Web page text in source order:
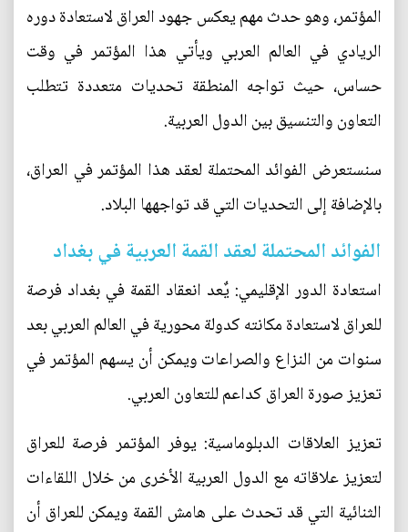
المؤتمر، وهو حدث مهم يعكس جهود العراق لاستعادة دوره
الريادي في العالم العربي ويأتي هذا المؤتمر في وقت
حساس، حيث تواجه المنطقة تحديات متعددة تتطلب
التعاون والتنسيق بين الدول العربية.
سنستعرض الفوائد المحتملة لعقد هذا المؤتمر في العراق،
بالإضافة إلى التحديات التي قد تواجهها البلاد.
الفوائد المحتملة لعقد القمة العربية في بغداد
استعادة الدور الإقليمي: يٌعد انعقاد القمة في بغداد فرصة
للعراق لاستعادة مكانته كدولة محورية في العالم العربي بعد
سنوات من النزاع والصراعات ويمكن أن يسهم المؤتمر في
تعزيز صورة العراق كداعم للتعاون العربي.
تعزيز العلاقات الدبلوماسية: يوفر المؤتمر فرصة للعراق
لتعزيز علاقاته مع الدول العربية الأخرى من خلال اللقاءات
الثنائية التي قد تحدث على هامش القمة ويمكن للعراق أن